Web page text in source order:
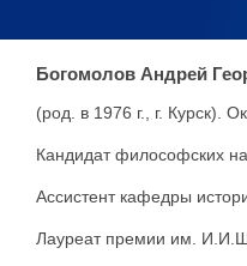
Богомолов Андрей
(род. в 1976 г., г. Курск).
Кандидат философских
Ассистент кафедры
Лауреат премии им.